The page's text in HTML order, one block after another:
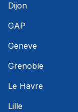
Dijon
GAP
Geneve
Grenoble
Le Havre
Lille